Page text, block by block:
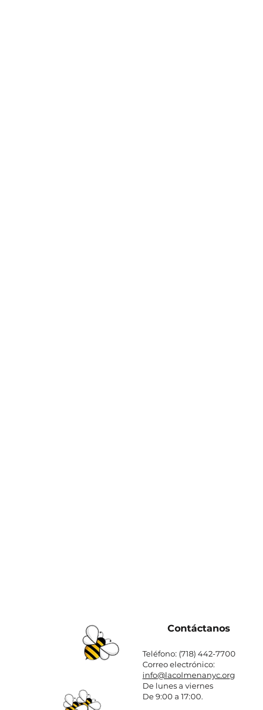
Contáctanos
Teléfono: (718) 442-7700
Correo electrónico:
info@lacolmenanyc.org
De lunes a viernes
De 9:00 a 17:00.